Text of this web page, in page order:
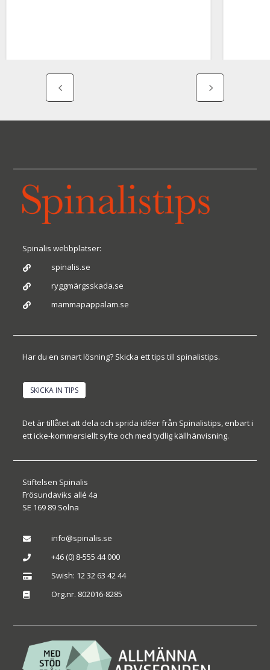
Spinalis webbplatser:
 spinalis.se
 ryggmärgsskada.se
 mammapappalam.se
Har du en smart lösning? Skicka ett tips till spinalistips.
SKICKA IN TIPS
Det är tillåtet att dela och sprida idéer från Spinalistips, enbart i
ett icke-kommersiellt syfte och med tydlig källhänvisning.
Stiftelsen Spinalis
Frösundaviks allé 4a
SE 169 89 Solna
 info@spinalis.se
 +46 (0) 8-555 44 000
 Swish: 12 32 63 42 44
 Org.nr. 802016-8285